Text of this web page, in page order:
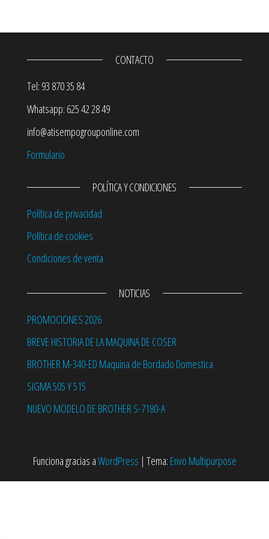
CONTACTO
Tel: 93 870 35 84
Whatsapp: 625 42 28 49
info@atisempogrouponline.com
Formulario
POLÍTICA Y CONDICIONES
Política de privacidad
Política de cookies
Condiciones de venta
NOTICIAS
PROMOCIONES 2026
BREVE HISTORIA DE LA MAQUINA DE COSER
BROTHER M-340-ED Maquina de Bordado Domestica
SIGMA 505 Y 515
NUEVO MODELO DE BROTHER S-7180-A
Funciona gracias aWordPress | Tema: Envo Multipurpose